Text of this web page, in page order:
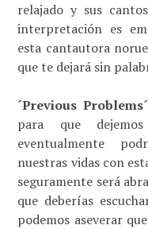
relajado y sus
interpretación es
esta cantautora
que te dejará sin
´Previous Problems´
para que
eventualmente
nuestras vidas con
seguramente será
que deberías
podemos aseverar